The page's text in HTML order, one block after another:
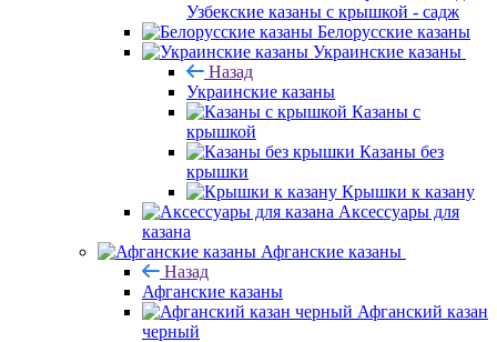
Узбекские казаны с крышкой - садж
Белорусские казаны
Украинские казаны
Назад
Украинские казаны
Казаны с
крышкой
Казаны без
крышки
Крышки к казану
Аксессуары для
казана
Афганские казаны
Назад
Афганские казаны
Афганский казан
черный